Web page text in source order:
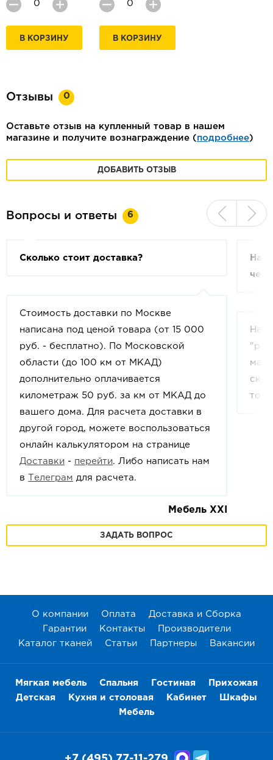
В КОРЗИНУ В КОРЗИНУ
Отзывы 0
Оставьте отзыв на купленный товар в нашем
магазине и получите вознаграждение (подробнее)
ДОБАВИТЬ ОТЗЫВ
Вопросы и ответы 6
Сколько стоит доставка?
Стоимость доставки по Москве
написана под ценой товара (от 15 000
руб. - бесплатно). По Московской
области (до 100 км от МКАД)
дополнительно оплачивается
километраж 50 руб. за км от МКАД до
вашего дома. Для расчета доставки в
другой город, можете воспользоваться
онлайн калькулятором на странице
Доставки - перейти . Либо написать нам
в Телеграм для расчета.
Мебель XXI
На
чем
На
ЗАДАТЬ ВОПРОС
О компании Оплата
Доставка и Сборка
Гарантии
Контакты
Производители
Каталог тканей
Статьи Партнеры Вакансии
Мягкая мебель Спальня Гостиная
Прихожая
Детская
Кухня и столовая Кабинет
Шкафы
Мебель